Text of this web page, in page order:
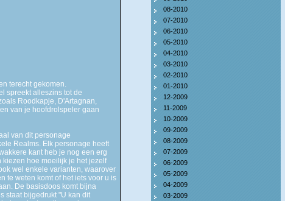
terecht gekomen.
spreekt alleszins tot de
Roodkapje, D'Artagnan,
van je hoofdrolspeler gaan
van dit personage
Realms. Elk personage heeft
kant heb je nog een erg
hoe moeilijk je het jezelf
wel enkele varianten, waarover
te weten komt of het iets voor u is
De basisdoos komt bijna
staat bijgedrukt "U kan dit
08-2010
07-2010
06-2010
05-2010
04-2010
03-2010
02-2010
01-2010
12-2009
11-2009
10-2009
09-2009
08-2009
07-2009
06-2009
05-2009
04-2009
03-2009